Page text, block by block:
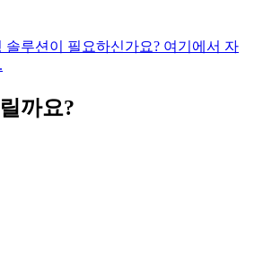
솔루션이 필요하신가요? 여기에서 자
까요?